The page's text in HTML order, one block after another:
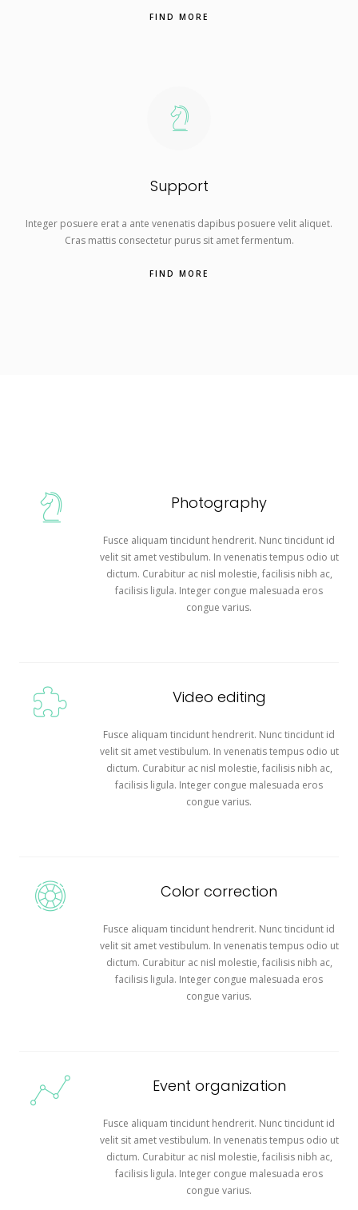
FIND MORE
Support
Integer posuere erat a ante venenatis dapibus posuere velit aliquet.
Cras mattis consectetur purus sit amet fermentum.
FIND MORE
Photography
Fusce aliquam tincidunt hendrerit. Nunc tincidunt id
velit sit amet vestibulum. In venenatis tempus odio ut
dictum. Curabitur ac nisl molestie, facilisis nibh ac,
facilisis ligula. Integer congue malesuada eros
congue varius.
Video editing
Fusce aliquam tincidunt hendrerit. Nunc tincidunt id
velit sit amet vestibulum. In venenatis tempus odio ut
dictum. Curabitur ac nisl molestie, facilisis nibh ac,
facilisis ligula. Integer congue malesuada eros
congue varius.
Color correction
Fusce aliquam tincidunt hendrerit. Nunc tincidunt id
velit sit amet vestibulum. In venenatis tempus odio ut
dictum. Curabitur ac nisl molestie, facilisis nibh ac,
facilisis ligula. Integer congue malesuada eros
congue varius.
Event organization
Fusce aliquam tincidunt hendrerit. Nunc tincidunt id
velit sit amet vestibulum. In venenatis tempus odio ut
dictum. Curabitur ac nisl molestie, facilisis nibh ac,
facilisis ligula. Integer congue malesuada eros
congue varius.